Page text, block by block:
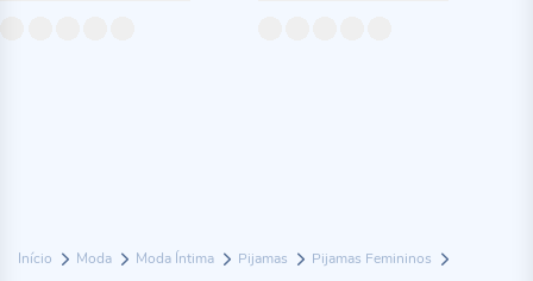
Início Moda Moda Íntima Pijamas Pijamas Femininos